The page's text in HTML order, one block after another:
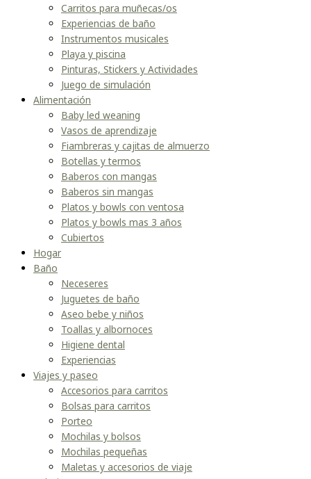
Carritos para muñecas/os
Experiencias de baño
Instrumentos musicales
Playa y piscina
Pinturas, Stickers y Actividades
Juego de simulación
Alimentación
Baby led weaning
Vasos de aprendizaje
Fiambreras y cajitas de almuerzo
Botellas y termos
Baberos con mangas
Baberos sin mangas
Platos y bowls con ventosa
Platos y bowls mas 3 años
Cubiertos
Hogar
Baño
Neceseres
Juguetes de baño
Aseo bebe y niños
Toallas y albornoces
Higiene dental
Experiencias
Viajes y paseo
Accesorios para carritos
Bolsas para carritos
Porteo
Mochilas y bolsos
Mochilas pequeñas
Maletas y accesorios de viaje